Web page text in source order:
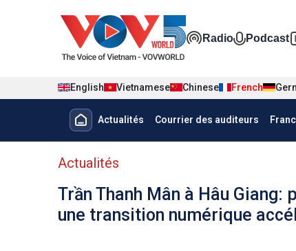
Đa phương
Radio Podcast
English Vietnamese Chinese French
Menu trang chủ tiếng Pháp
Actualités Courrier des auditeurs
menu phụ tiếng Pháp
Actualités
Trần Thanh Mân à Hâu
une transition numérique